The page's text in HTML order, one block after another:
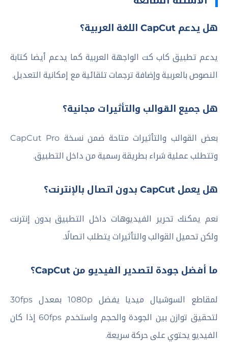
هل يدعم CapCut اللغة العربية؟
يدعم تطبيق كاب كت الواجهة العربية كما يدعم أيضا كتابة
النصوص بالعربية وإضافة ترجمات تلقائية مع إمكانية التعديل.
هل جميع القوالب والتأثيرات مجانية؟
بعض القوالب والتأثيرات متاحة ضمن نسخة CapCut Pro
وتتطلب عملية شراء بطريقة رسمية من داخل التطبيق.
هل يعمل CapCut بدون اتصال بالإنترنت؟
نعم يمكنك تحرير الفيديوهات داخل التطبيق بدون إنترنت
ولكن تحميل القوالب والتأثيرات يتطلب اتصالًا.
ما أفضل جودة لتصدير الفيديو من CapCut؟
لمقاطع السوشيال ميديا يفضل 1080p بمعدل 30fps
لتحقيق توازن بين الجودة والحجم واستخدم 60fps إذا كان
الفيديو يحتوي على حركة سريعة.